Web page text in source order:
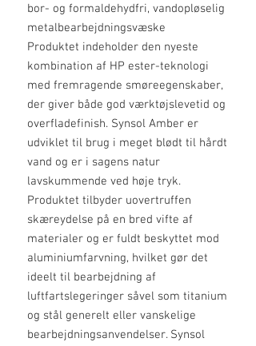
bor- og formaldehydfri, vandopløselig
metalbearbejdningsvæske
Produktet indeholder den nyeste
kombination af HP ester-teknologi
med fremragende smøreegenskaber,
der giver både god værktøjslevetid og
overfladefinish. Synsol Amber er
udviklet til brug i meget blødt til hårdt
vand og er i sagens natur
lavskummende ved høje tryk.
Produktet tilbyder uovertruffen
skæreydelse på en bred vifte af
materialer og er fuldt beskyttet mod
aluminiumfarvning, hvilket gør det
ideelt til bearbejdning af
luftfartslegeringer såvel som titanium
og stål generelt eller vanskelige
bearbejdningsanvendelser. Synsol